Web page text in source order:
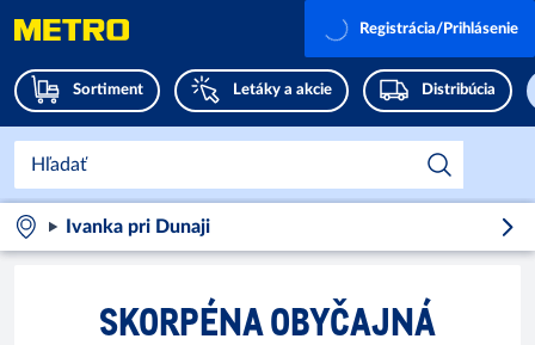
Sortiment Letáky a akcie Distribúcia
Registrácia/Prihlásenie
Ivanka pri Dunaji
SKORPÉNA OBYČAJNÁ